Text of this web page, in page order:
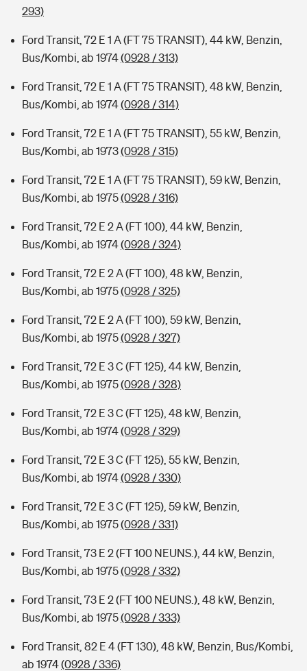
293)
Ford Transit, 72 E 1 A (FT 75 TRANSIT), 44 kW, Benzin,
Bus/Kombi, ab 1974(0928 / 313)
Ford Transit, 72 E 1 A (FT 75 TRANSIT), 48 kW, Benzin,
Bus/Kombi, ab 1974(0928 / 314)
Ford Transit, 72 E 1 A (FT 75 TRANSIT), 55 kW, Benzin,
Bus/Kombi, ab 1973(0928 / 315)
Ford Transit, 72 E 1 A (FT 75 TRANSIT), 59 kW, Benzin,
Bus/Kombi, ab 1975(0928 / 316)
Ford Transit, 72 E 2 A (FT 100), 44 kW, Benzin,
Bus/Kombi, ab 1974(0928 / 324)
Ford Transit, 72 E 2 A (FT 100), 48 kW, Benzin,
Bus/Kombi, ab 1975(0928 / 325)
Ford Transit, 72 E 2 A (FT 100), 59 kW, Benzin,
Bus/Kombi, ab 1975(0928 / 327)
Ford Transit, 72 E 3 C (FT 125), 44 kW, Benzin,
Bus/Kombi, ab 1975(0928 / 328)
Ford Transit, 72 E 3 C (FT 125), 48 kW, Benzin,
Bus/Kombi, ab 1974(0928 / 329)
Ford Transit, 72 E 3 C (FT 125), 55 kW, Benzin,
Bus/Kombi, ab 1974(0928 / 330)
Ford Transit, 72 E 3 C (FT 125), 59 kW, Benzin,
Bus/Kombi, ab 1975(0928 / 331)
Ford Transit, 73 E 2 (FT 100 NEUNS.), 44 kW, Benzin,
Bus/Kombi, ab 1975(0928 / 332)
Ford Transit, 73 E 2 (FT 100 NEUNS.), 48 kW, Benzin,
Bus/Kombi, ab 1975(0928 / 333)
Ford Transit, 82 E 4 (FT 130), 48 kW, Benzin, Bus/Kombi,
ab 1974(0928 / 336)